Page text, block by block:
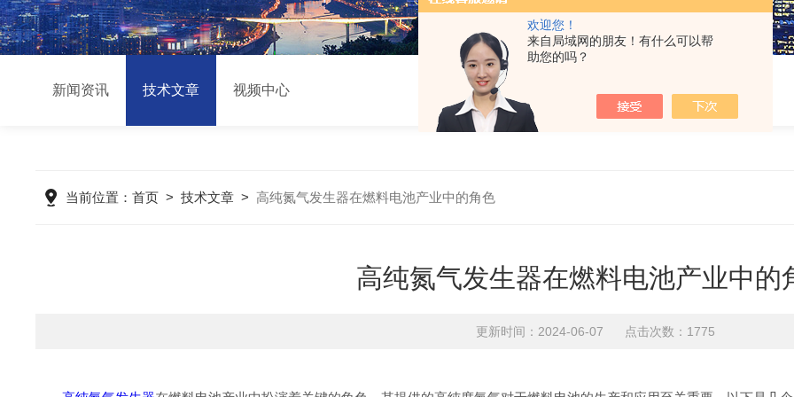
欢迎您！
来自局域网的朋友！有什么可以帮
助您的吗？
新闻资讯 技术文章 视频中心
当前位置：首页 >技术文章 >高纯氮气发生器在燃料电池产业中的角色
高纯氮气发生器在燃料电池产业中的
更新时间：2024-06-07 点击次数：1775